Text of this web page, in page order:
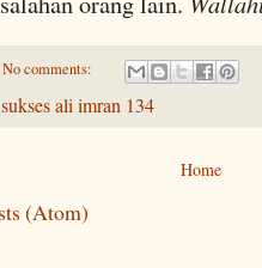
No comments:
ali imran 134
Home
(Atom)